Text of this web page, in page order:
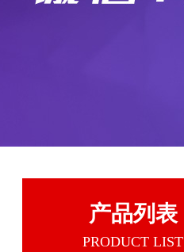
产品列表
PRODUCT LIST